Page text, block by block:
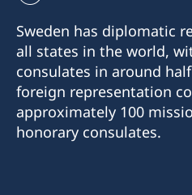
Sweden has diplomatic
all states in the world,
consulates in around
foreign representation
approximately 100
honorary consulates.